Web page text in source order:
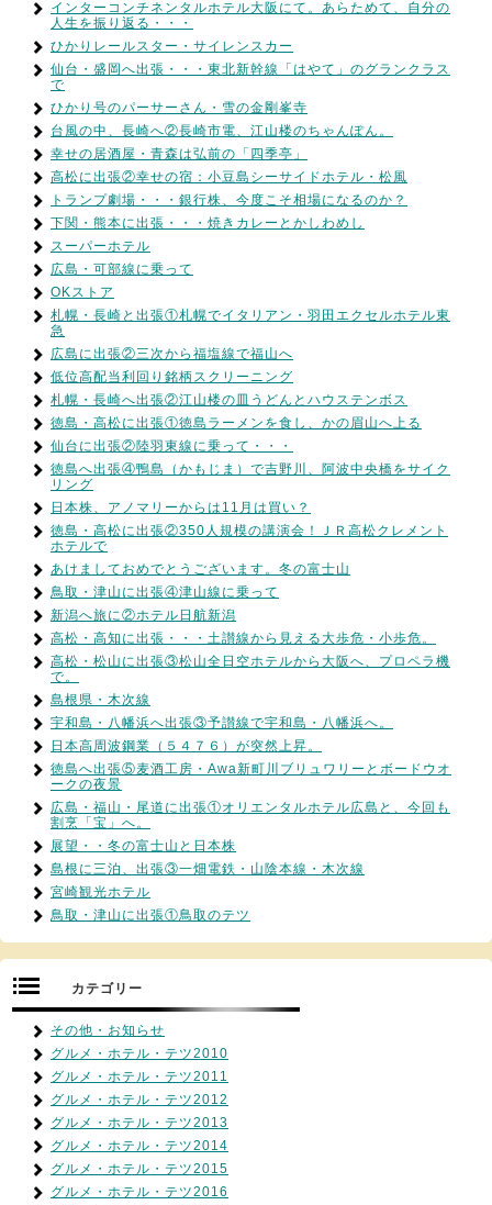
インターコンチネンタルホテル大阪にて。あらためて、自分の
人生を振り返る・・・
ひかりレールスター・サイレンスカー
仙台・盛岡へ出張・・・東北新幹線「はやて」のグランクラス
で
ひかり号のパーサーさん・雪の金剛峯寺
台風の中、長崎へ②長崎市電、江山楼のちゃんぽん。
幸せの居酒屋・青森は弘前の「四季亭」
高松に出張②幸せの宿：小豆島シーサイドホテル・松風
トランプ劇場・・・銀行株、今度こそ相場になるのか？
下関・熊本に出張・・・焼きカレーとかしわめし
スーパーホテル
広島・可部線に乗って
OKストア
札幌・長崎と出張①札幌でイタリアン・羽田エクセルホテル東
急
広島に出張②三次から福塩線で福山へ
低位高配当利回り銘柄スクリーニング
札幌・長崎へ出張②江山楼の皿うどんとハウステンボス
徳島・高松に出張①徳島ラーメンを食し、かの眉山へ上る
仙台に出張②陸羽東線に乗って・・・
徳島へ出張④鴨島（かもじま）で吉野川、阿波中央橋をサイク
リング
日本株、アノマリーからは11月は買い？
徳島・高松に出張②350人規模の講演会！ＪＲ高松クレメント
ホテルで
あけましておめでとうございます。冬の富士山
鳥取・津山に出張④津山線に乗って
新潟へ旅に②ホテル日航新潟
高松・高知に出張・・・土讃線から見える大歩危・小歩危。
高松・松山に出張③松山全日空ホテルから大阪へ、プロペラ機
で。
島根県・木次線
宇和島・八幡浜へ出張③予讃線で宇和島・八幡浜へ。
日本高周波鋼業（５４７６）が突然上昇。
徳島へ出張⑤麦酒工房・Awa新町川ブリュワリーとボードウオ
ークの夜景
広島・福山・尾道に出張①オリエンタルホテル広島と、今回も
割烹「宝」へ。
展望・・冬の富士山と日本株
島根に三泊、出張③一畑電鉄・山陰本線・木次線
宮崎観光ホテル
鳥取・津山に出張①鳥取のテツ
カテゴリー
その他・お知らせ
グルメ・ホテル・テツ2010
グルメ・ホテル・テツ2011
グルメ・ホテル・テツ2012
グルメ・ホテル・テツ2013
グルメ・ホテル・テツ2014
グルメ・ホテル・テツ2015
グルメ・ホテル・テツ2016